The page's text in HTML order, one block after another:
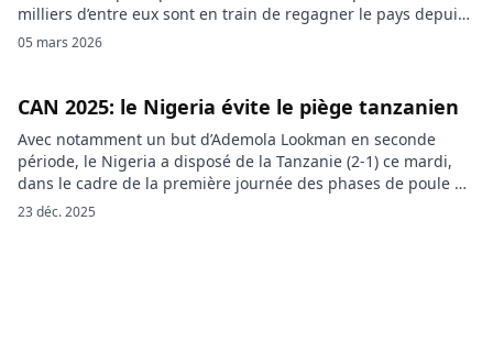
milliers d’entre eux sont en train de regagner le pays depuis
la Tanzanie, dans le cadre d’un processus présenté
05 mars 2026
CAN 2025: le Nigeria évite le piège tanzanien
Avec notamment un but d’Ademola Lookman en seconde
période, le Nigeria a disposé de la Tanzanie (2-1) ce mardi,
dans le cadre de la première journée des phases de poule de
la CAN 2025. Entrée réussie pour le Nigeria à la CAN 2025.
23 déc. 2025